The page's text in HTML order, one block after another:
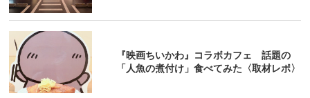
『映画ちいかわ』コラボカフェ 話題の
「人魚の煮付け」食べてみた〈取材レポ〉